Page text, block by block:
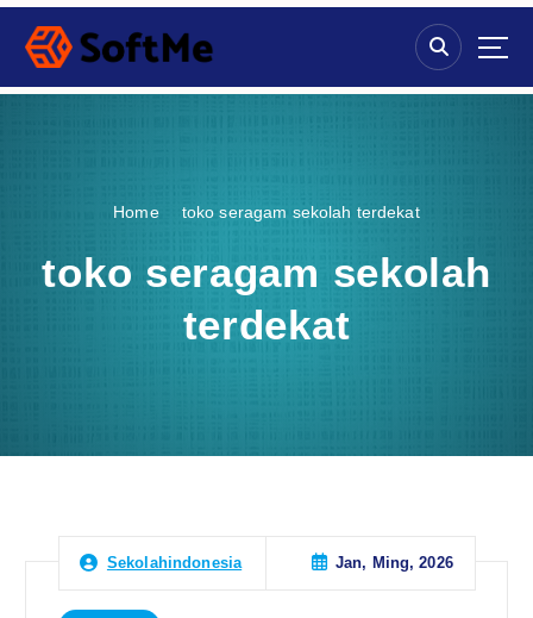
S
p
Home toko seragam sekolah terdekat
toko seragam sekolah
terdekat
Sekolahindonesia Jan, Ming, 2026